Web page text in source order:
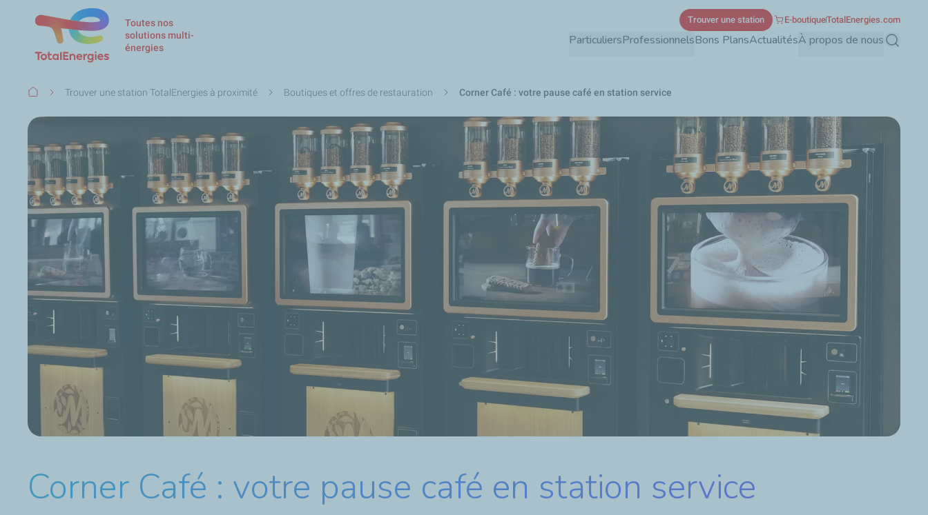
Toutes nos
solutions multi-
énergies
ParticuliersProfessionnelsBons PlansActualitésÀ propos de nous
Trouver une station E-boutiqueTotalEnergies.com
Fil
Trouver une station TotalEnergies à proximité Boutiques et offres de restauration Corner Café : votre pause café en station service
Corner Café : votre pause café en station service